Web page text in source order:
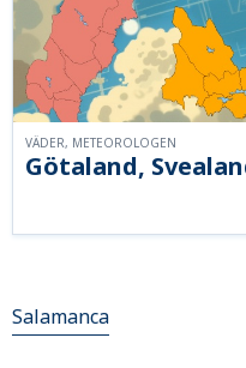
Götaland,
VÄDER, METEOROLOGEN
Salamanca